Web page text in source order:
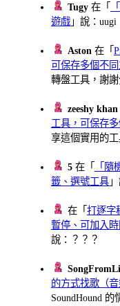
Tugy 在「
遊戲 」說：uugi
Aston 在「
可保存多個不同
轉盤工具，謝謝
zeeshy khan
工具，可保存
享這個實用的工
5 在「
「
籤、選號工具
在「打逐字
暫停、可加入
說：？？？
的方式找歌（音
SoundHound 的